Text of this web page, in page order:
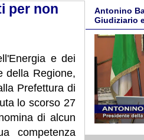
per non
e dei
della Regione,
Prefettura di
lo scorso 27
di alcun
competenza
Antonino
Giudiziario